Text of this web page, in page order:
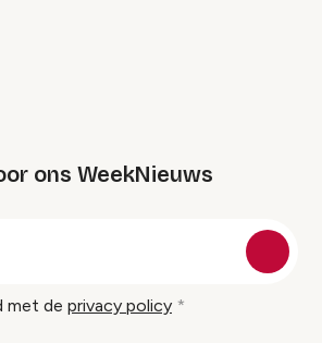
ons WeekNieuws
met de privacy policy